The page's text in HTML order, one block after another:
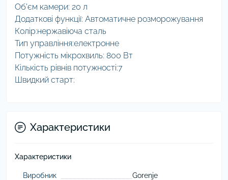
Об'єм камери: 20 л
Додаткові функції: Автоматичне розморожування
Колір:нержавіюча сталь
Тип управління:електронне
Потужність мікрохвиль: 800 Вт
Кількість рівнів потужності:7
Швидкий старт:
Характеристики
Характеристики
Виробник Gorenje